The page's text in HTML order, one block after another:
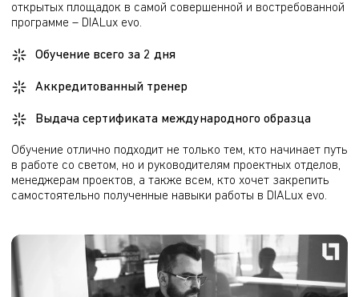
открытых площадок в самой совершенной и востребованной
программе – DIALux evo.
Обучение всего за 2 дня
Аккредитованный тренер
Выдача сертификата международного образца
Обучение отлично подходит не только тем, кто начинает путь
в работе со светом, но и руководителям проектных отделов,
менеджерам проектов, а также всем, кто хочет закрепить
самостоятельно полученные навыки работы в DIALux evo.